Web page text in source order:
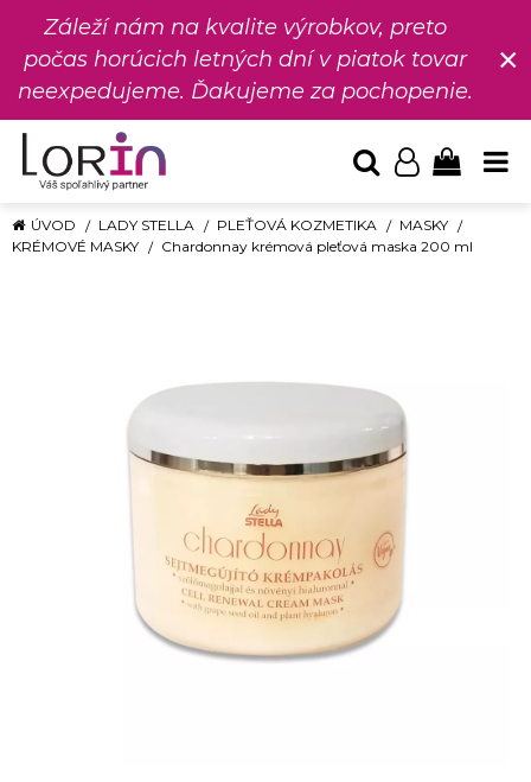
Záleží nám na kvalite výrobkov, preto
počas horúcich letných dní v piatok tovar
neexpedujeme. Ďakujeme za pochopenie.
×
ÚVOD LADY STELLA PLEŤOVÁ KOZMETIKA
MASKY
KRÉMOVÉ MASKY
Chardonnay krémová pleťová maska 200 ml